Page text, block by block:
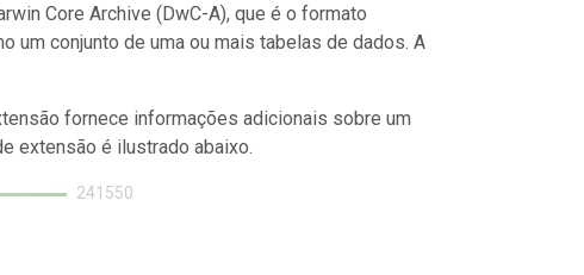
Core Archive (DwC-A), que é o formato
um conjunto de uma ou mais tabelas de dados. A
fornece informações adicionais sobre um
extensão é ilustrado abaixo.
241550